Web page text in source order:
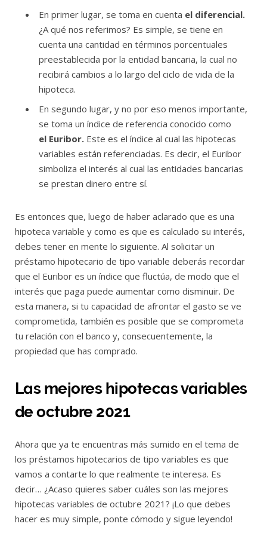
En primer lugar, se toma en cuenta el diferencial.
¿A qué nos referimos? Es simple, se tiene en
cuenta una cantidad en términos porcentuales
preestablecida por la entidad bancaria, la cual no
recibirá cambios a lo largo del ciclo de vida de la
hipoteca.
En segundo lugar, y no por eso menos importante,
se toma un índice de referencia conocido como
el Euribor. Este es el índice al cual las hipotecas
variables están referenciadas. Es decir, el Euribor
simboliza el interés al cual las entidades bancarias
se prestan dinero entre sí.
Es entonces que, luego de haber aclarado que es una
hipoteca variable y como es que es calculado su interés,
debes tener en mente lo siguiente. Al solicitar un
préstamo hipotecario de tipo variable deberás recordar
que el Euribor es un índice que fluctúa, de modo que el
interés que paga puede aumentar como disminuir. De
esta manera, si tu capacidad de afrontar el gasto se ve
comprometida, también es posible que se comprometa
tu relación con el banco y, consecuentemente, la
propiedad que has comprado.
Las mejores hipotecas variables
de octubre 2021
Ahora que ya te encuentras más sumido en el tema de
los préstamos hipotecarios de tipo variables es que
vamos a contarte lo que realmente te interesa. Es
decir… ¿Acaso quieres saber cuáles son las mejores
hipotecas variables de octubre 2021? ¡Lo que debes
hacer es muy simple, ponte cómodo y sigue leyendo!